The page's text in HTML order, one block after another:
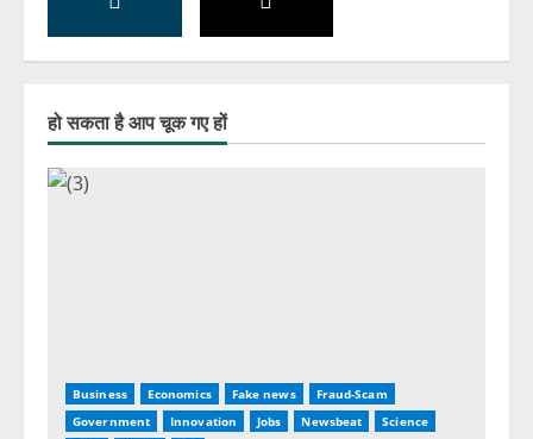
हो सकता है आप चूक गए हों
Business Economics Fake news
Fraud-Scam
Government
Innovation Jobs Newsbeat
Science